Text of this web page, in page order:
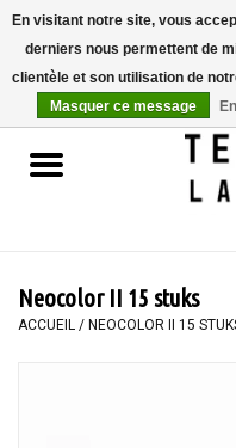
Accueil
LIVRES
PEINTURE
Neocolor II 15 stuks
ACCUEIL / NEOCOLOR II 15
En visitant notre site, vous
derniers nous permettent de
clientèle et son utilisation de
Masquer ce message